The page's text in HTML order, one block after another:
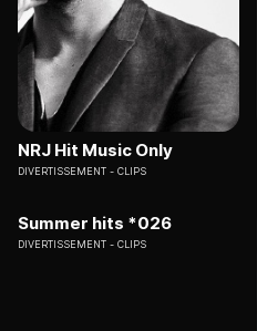
NRJ Hit Music Only
DIVERTISSEMENT CLIPS
Summer hits *026
DIVERTISSEMENT CLIPS